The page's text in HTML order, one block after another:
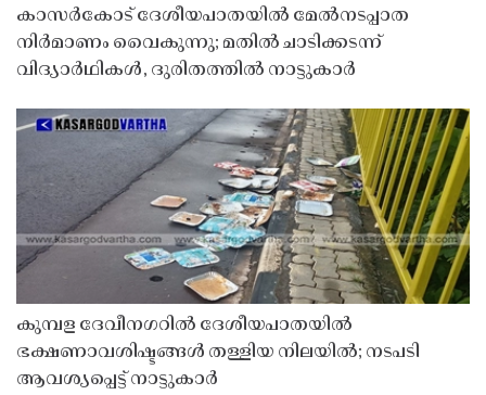
കാസർകോട് ദേശീയപാതയിൽ മേൽനടപ്പാത
നിർമാണം വൈകുന്നു; മതിൽ ചാടിക്കടന്ന്
വിദ്യാർഥികൾ, ദുരിതത്തിൽ നാട്ടുകാർ
കുമ്പള ദേവീനഗറിൽ ദേശീയപാതയിൽ
ഭക്ഷണാവശിഷ്ടങ്ങൾ തള്ളിയ നിലയിൽ; നടപടി
ആവശ്യപ്പെട്ട് നാട്ടുകാർ